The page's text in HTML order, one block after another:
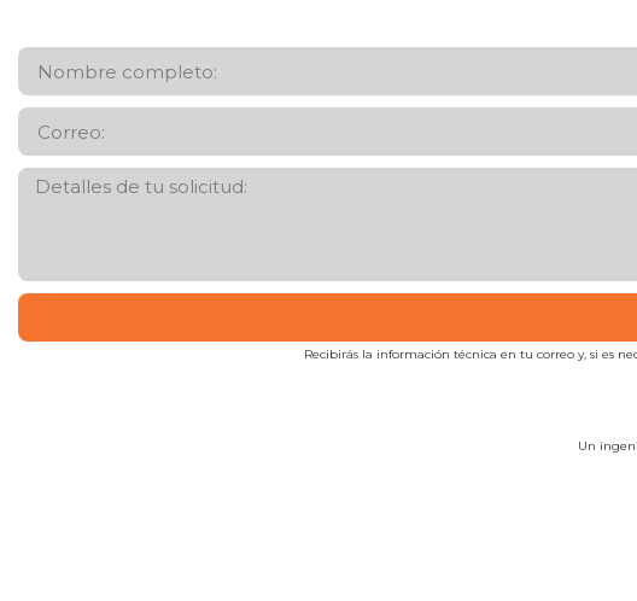
Recibirás la información técnica en tu correo y, si es
Un